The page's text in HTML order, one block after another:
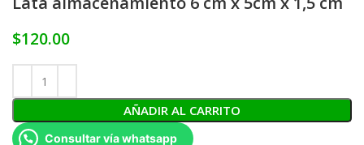
$120.00
AÑADIR AL CARRITO
Consultar vía whatsapp